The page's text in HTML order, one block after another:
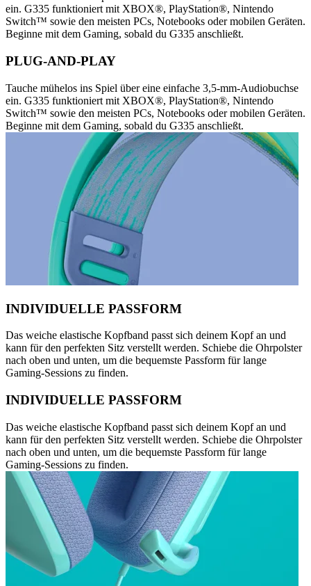
ein. G335 funktioniert mit XBOX®, PlayStation®, Nintendo
Switch™ sowie den meisten PCs, Notebooks oder mobilen Geräten.
Beginne mit dem Gaming, sobald du G335 anschließt.
PLUG-AND-PLAY
Tauche mühelos ins Spiel über eine einfache 3,5-mm-Audiobuchse
ein. G335 funktioniert mit XBOX®, PlayStation®, Nintendo
Switch™ sowie den meisten PCs, Notebooks oder mobilen Geräten.
Beginne mit dem Gaming, sobald du G335 anschließt.
INDIVIDUELLE PASSFORM
Das weiche elastische Kopfband passt sich deinem Kopf an und
kann für den perfekten Sitz verstellt werden. Schiebe die Ohrpolster
nach oben und unten, um die bequemste Passform für lange
Gaming-Sessions zu finden.
INDIVIDUELLE PASSFORM
Das weiche elastische Kopfband passt sich deinem Kopf an und
kann für den perfekten Sitz verstellt werden. Schiebe die Ohrpolster
nach oben und unten, um die bequemste Passform für lange
Gaming-Sessions zu finden.